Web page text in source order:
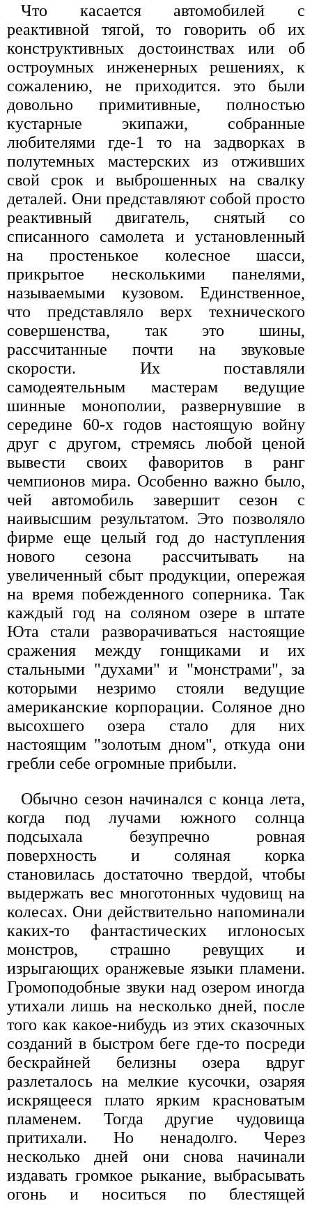
Что касается автомобилей с
реактивной тягой, то говорить об их
конструктивных достоинствах или об
остроумных инженерных решениях, к
сожалению, не приходится. это были
довольно примитивные, полностью
кустарные экипажи, собранные
любителями где-1 то на задворках в
полутемных мастерских из отживших
свой срок и выброшенных на свалку
деталей. Они представляют собой просто
реактивный двигатель, снятый со
списанного самолета и установленный
на простенькое колесное шасси,
прикрытое несколькими панелями,
называемыми кузовом. Единственное,
что представляло верх технического
совершенства, так это шины,
рассчитанные почти на звуковые
скорости. Их поставляли
самодеятельным мастерам ведущие
шинные монополии, развернувшие в
середине 60-х годов настоящую войну
друг с другом, стремясь любой ценой
вывести своих фаворитов в ранг
чемпионов мира. Особенно важно было,
чей автомобиль завершит сезон с
наивысшим результатом. Это позволяло
фирме еще целый год до наступления
нового сезона рассчитывать на
увеличенный сбыт продукции, опережая
на время побежденного соперника. Так
каждый год на соляном озере в штате
Юта стали разворачиваться настоящие
сражения между гонщиками и их
стальными "духами" и "монстрами", за
которыми незримо стояли ведущие
американские корпорации. Соляное дно
высохшего озера стало для них
настоящим "золотым дном", откуда они
гребли себе огромные прибыли.
Обычно сезон начинался с конца лета,
когда под лучами южного солнца
подсыхала безупречно ровная
поверхность и соляная корка
становилась достаточно твердой, чтобы
выдержать вес многотонных чудовищ на
колесах. Они действительно напоминали
каких-то фантастических иглоносых
монстров, страшно ревущих и
изрыгающих оранжевые языки пламени.
Громоподобные звуки над озером иногда
утихали лишь на несколько дней, после
того как какое-нибудь из этих сказочных
созданий в быстром беге где-то посреди
бескрайней белизны озера вдруг
разлеталось на мелкие кусочки, озаряя
искрящееся плато ярким красноватым
пламенем. Тогда другие чудовища
притихали. Но ненадолго. Через
несколько дней они снова начинали
издавать громкое рыкание, выбрасывать
огонь и носиться по блестящей